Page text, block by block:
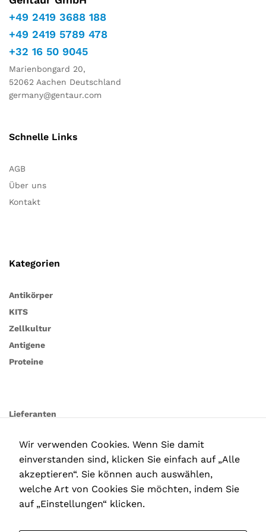
+49 2419 3688 188
+49 2419 5789 478
+32 16 50 9045
Marienbongard 20,
52062 Aachen Deutschland
germany@gentaur.com
Schnelle Links
AGB
Über uns
Kontakt
Kategorien
Antikörper
KITS
Zellkultur
Antigene
Proteine
Lieferanten
Wir verwenden Cookies. Wenn Sie damit
einverstanden sind, klicken Sie einfach auf „Alle
akzeptieren“. Sie können auch auswählen,
welche Art von Cookies Sie möchten, indem Sie
auf „Einstellungen“ klicken.